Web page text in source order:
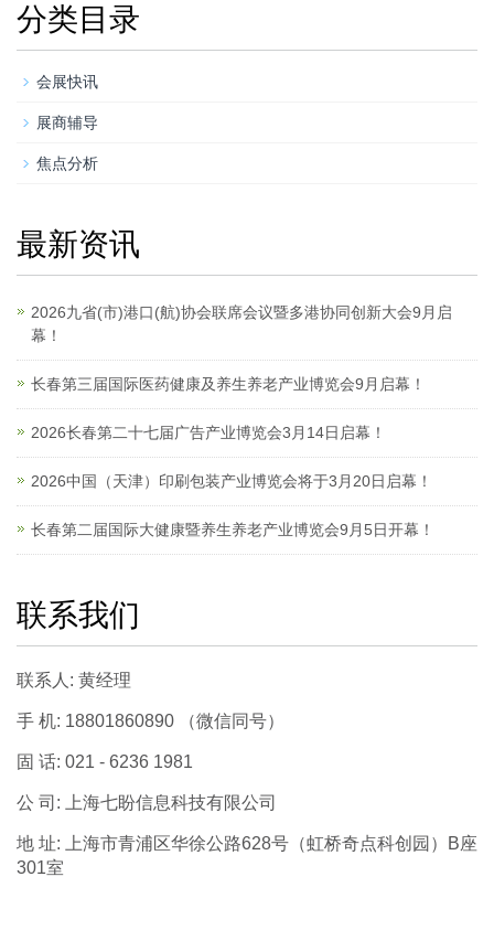
分类目录
会展快讯
展商辅导
焦点分析
最新资讯
2026九省(市)港口(航)协会联席会议暨多港协同创新大会9月启
幕！
长春第三届国际医药健康及养生养老产业博览会9月启幕！
2026长春第二十七届广告产业博览会3月14日启幕！
2026中国（天津）印刷包装产业博览会将于3月20日启幕！
长春第二届国际大健康暨养生养老产业博览会9月5日开幕！
联系我们
联系人: 黄经理
手 机: 18801860890 （微信同号）
固 话: 021 - 6236 1981
公 司: 上海七盼信息科技有限公司
地 址: 上海市青浦区华徐公路628号（虹桥奇点科创园）B座
301室